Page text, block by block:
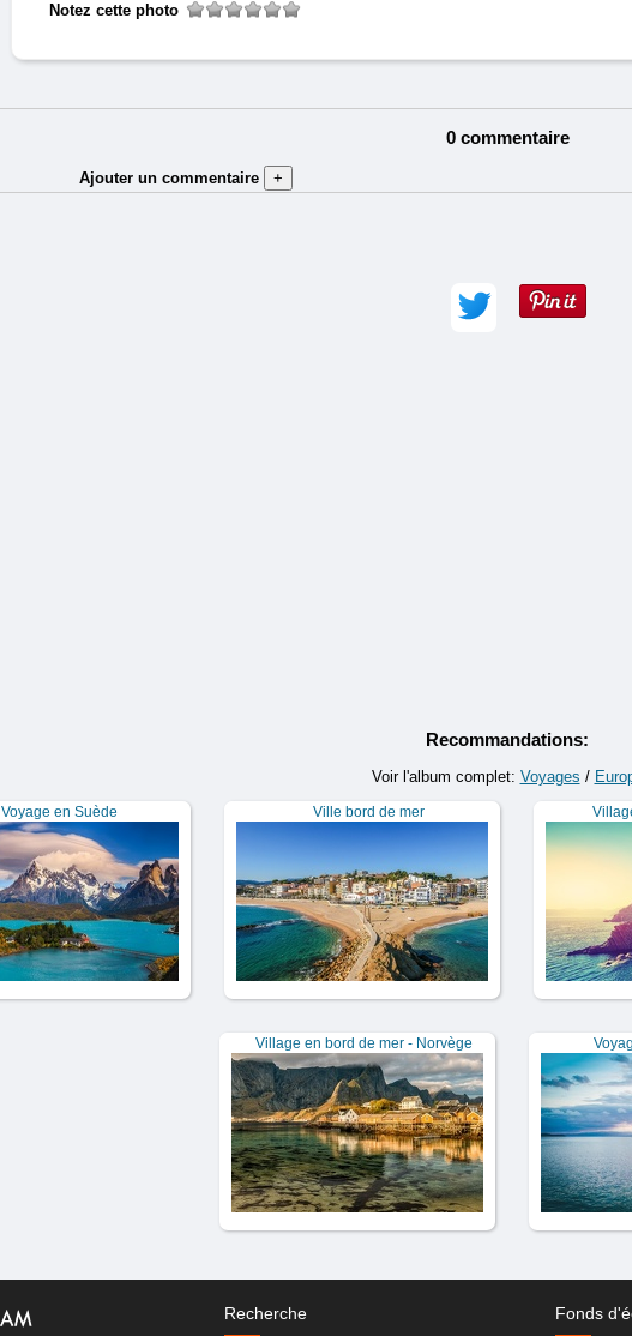
Notez cette photo
0 commentaire
Ajouter un commentaire
+
Recommandations:
Voir l'album complet: Voyages /
Voyage en Suède Ville bord de mer
Village en bord de mer - Norvège
Recherche Fonds